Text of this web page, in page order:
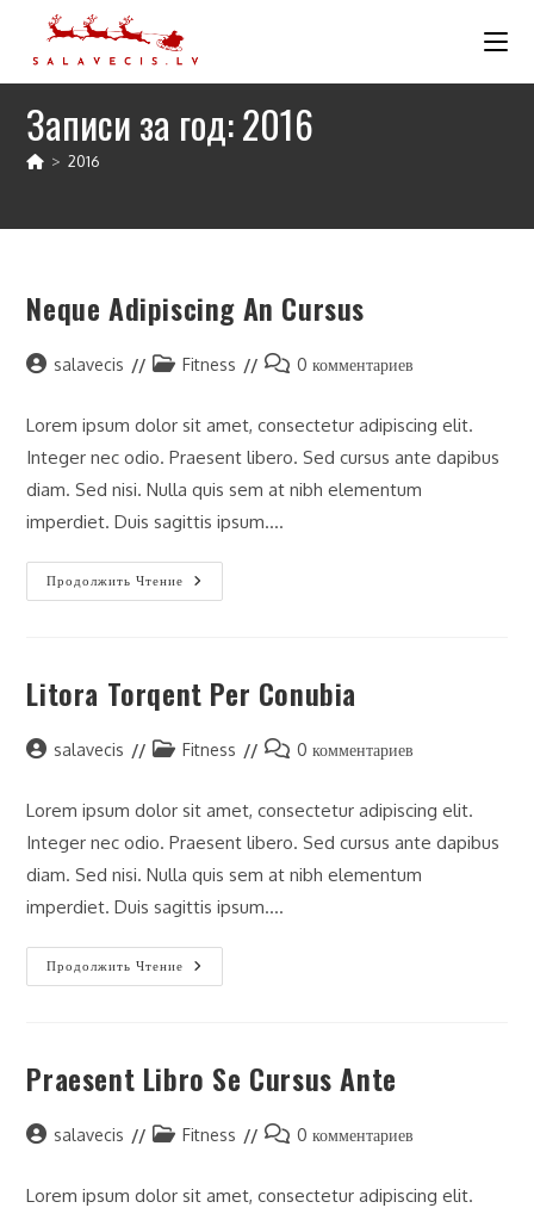
Перейти
Записи за год: 2016
> 2016
Neque Adipiscing An Cursus
Авторsalavecis
Рубрика
Fitness
Комментарии
0 комментариев
Lorem ipsum dolor sit amet, consectetur adipiscing elit.
Integer nec odio. Praesent libero. Sed cursus ante dapibus
diam. Sed nisi. Nulla quis sem at nibh elementum
imperdiet. Duis sagittis ipsum.…
Продолжить Чтение
Neque
Adipiscing
Litora Torqent Per Conubia
Авторsalavecis
Рубрика
Fitness
Комментарии
0 комментариев
Lorem ipsum dolor sit amet, consectetur adipiscing elit.
Integer nec odio. Praesent libero. Sed cursus ante dapibus
diam. Sed nisi. Nulla quis sem at nibh elementum
imperdiet. Duis sagittis ipsum.…
Продолжить Чтение
Litora
Torqent
Praesent Libro Se Cursus Ante
Авторsalavecis
Рубрика
Fitness
Комментарии
0 комментариев
Lorem ipsum dolor sit amet, consectetur adipiscing elit.